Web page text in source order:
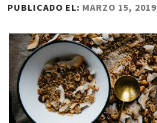
PUBLICADO EL: MARZO 15, 2019